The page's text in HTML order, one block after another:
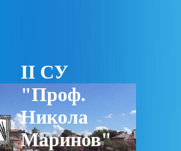
II СУ
"Проф.
Никола
Маринов"